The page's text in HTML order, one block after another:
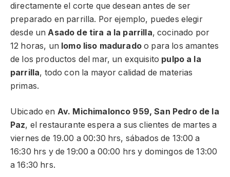
directamente el corte que desean antes de ser
preparado en parrilla. Por ejemplo, puedes elegir
desde un Asado de tira a la parrilla, cocinado por
12 horas, un lomo liso maduradoo para los amantes
de los productos del mar, un exquisito pulpo a la
parrilla, todo con la mayor calidad de materias
primas.
Ubicado en Av. Michimalonco 959, San Pedro de la
Paz, el restaurante espera a sus clientes de martes a
viernes de 19.00 a 00:30 hrs, sábados de 13:00 a
16:30 hrs y de 19:00 a 00:00 hrs y domingos de 13:00
a 16:30 hrs.